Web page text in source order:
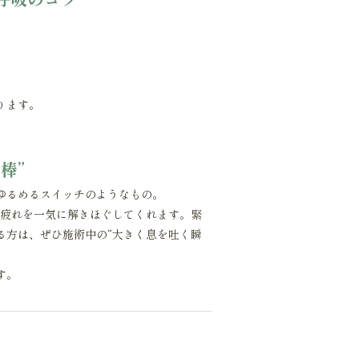
す。
”
めるスイッチのようなもの。
れを一気に解きほぐしてくれます。緊
は、ぜひ施術中の“大きく息を吐く瞬